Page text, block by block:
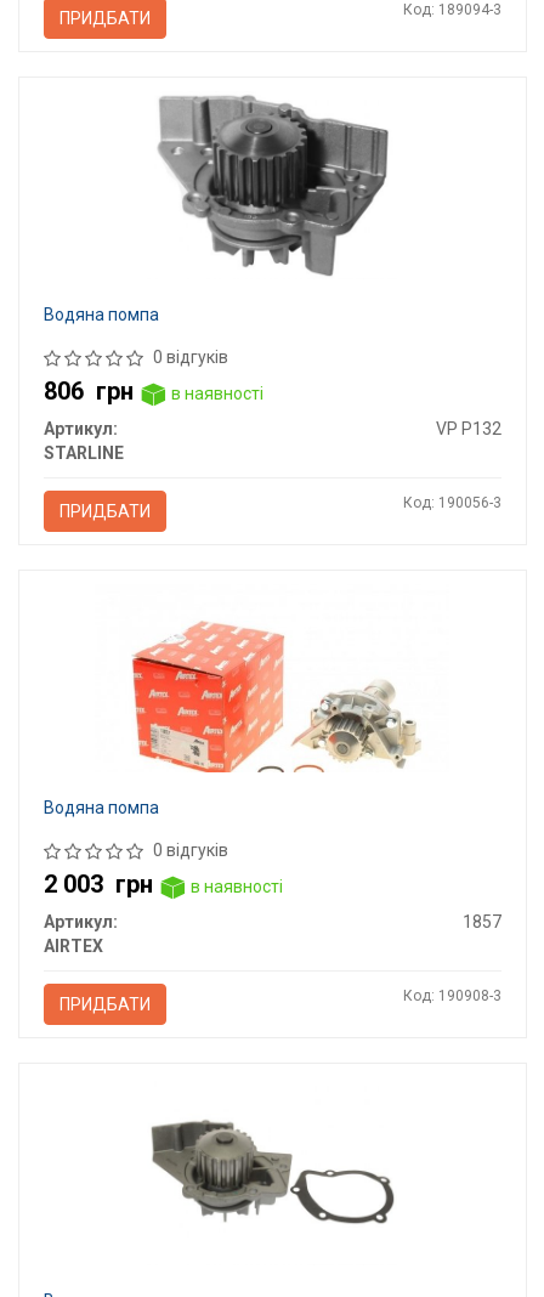
ПРИДБАТИ Код: 189094-3
Водяна помпа
0 відгуків
806 грн
в наявності
Артикул:
VP P132
STARLINE
ПРИДБАТИ Код: 190056-3
Водяна помпа
0 відгуків
2 003 грн
в наявності
Артикул:
1857
AIRTEX
ПРИДБАТИ Код: 190908-3